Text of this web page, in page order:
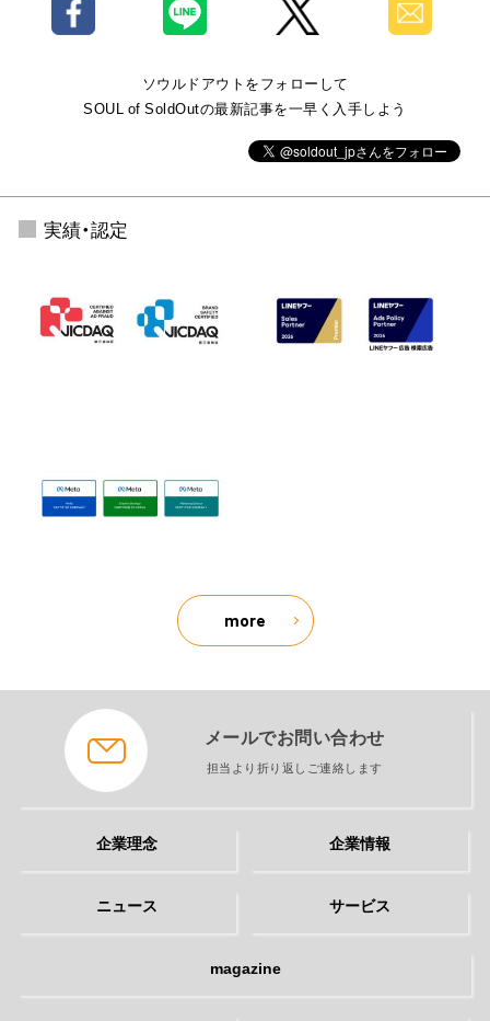
ソウルドアウトをフォローして
SOUL of SoldOutの最新記事を一早く入手しよう
実績・認定
more
メールでお問い合わせ
担当より折り返しご連絡します
企業理念 企業情報
ニュース サービス
magazine